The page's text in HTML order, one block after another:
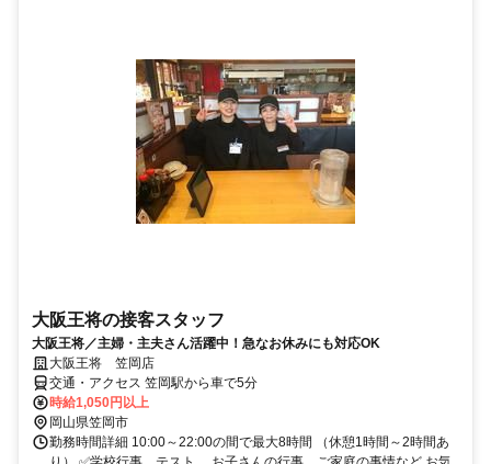
大阪王将の接客スタッフ
大阪王将／主婦・主夫さん活躍中！急なお休みにも対応OK
大阪王将 笠岡店
交通・アクセス 笠岡駅から車で5分
時給1,050円以上
岡山県笠岡市
勤務時間詳細 10:00～22:00の間で最大8時間 （休憩1時間～2時間あ